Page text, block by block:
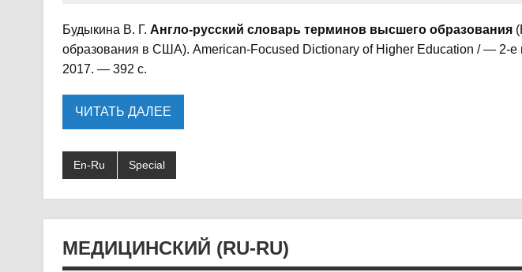
Будыкина В. Г. Англо-русский словарь терминов высшего образования
образования в США). American-Focused Dictionary of Higher Education / — 2-
2017. — 392 с.
ЧИТАТЬ ДАЛЕЕ
En-Ru Special
МЕДИЦИНСКИЙ (RU-RU)